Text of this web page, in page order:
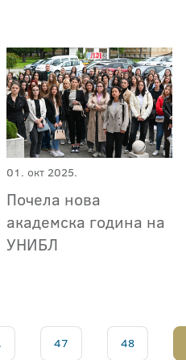
01. окт 2025.
Почела нова
академска година на
УНИБЛ
47 48